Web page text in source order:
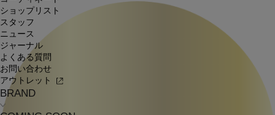
ショップリスト
スタッフ
ニュース
ジャーナル
よくある質問
お問い合わせ
アウトレット
BRAND